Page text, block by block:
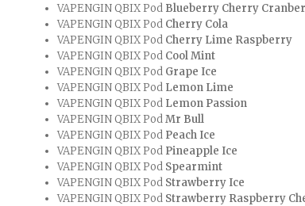
VAPENGIN QBIX Pod Blueberry Cherry
VAPENGIN QBIX Pod Cherry Cola
VAPENGIN QBIX Pod Cherry Lime Raspberry
VAPENGIN QBIX Pod Cool Mint
VAPENGIN QBIX Pod Grape Ice
VAPENGIN QBIX Pod Lemon Lime
VAPENGIN QBIX Pod Lemon Passion
VAPENGIN QBIX PodMr Bull
VAPENGIN QBIX Pod Peach Ice
VAPENGIN QBIX Pod Pineapple Ice
VAPENGIN QBIX Pod Spearmint
VAPENGIN QBIX Pod Strawberry Ice
VAPENGIN QBIX Pod Strawberry Raspberry